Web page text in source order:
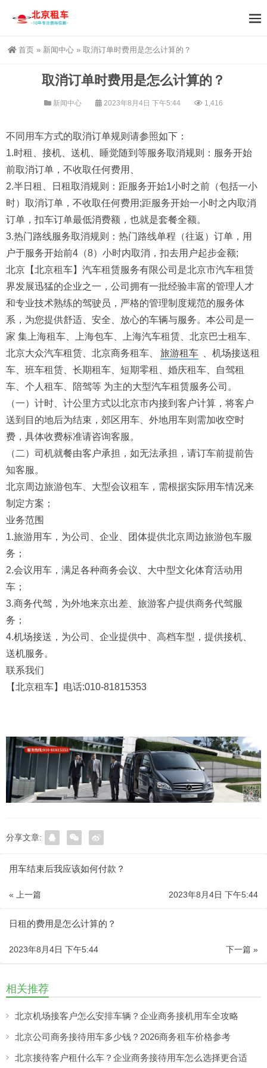
首页 » 新闻中心 » 取消订单时费用是怎么计算的？
取消订单时费用是怎么计算的？
新闻中心 2023年8月4日 下午5:44 1,416
不同用车方式的取消订单规则请参照如下：
1.时租、接机、送机、睡觉随到等服务取消规则：服务开始
前取消订单，不收取任何费用、
2.半日租、日租取消规则：距服务开始1小时之前（包括一小
时）取消订单，不收取任何费用;距服务开始一小时之内取消
订单，扣车订单最低消费额，也就是套餐全额。
3.热门路线服务取消规则：热门路线单程（往返）订单，用
户于服务开始前4（8）小时内取消，扣去用户起步金额;
北京【北京租车】汽车租赁服务有限公司是北京市汽车租赁
界发展迅猛的企业之一，公司拥有一批经验丰富的管理人才
和专业技术熟练的驾驶员，严格的管理制度规范的服务体
系，为您提供舒适、安全、放心的车辆与服务。本公司是一
家 集上海租车、上海包车、上海汽车租赁、北京巴士租车、
北京大众汽车租赁、北京商务租车、
旅游租车
、机场接送租
车、班车租赁、长期租车、短期零租、婚庆租车、自驾租
车、个人租车、陪驾等 为主的大型汽车租赁服务公司。
（一）计时、计公里方式以北京市内接到客户计算，将客户
送到目的地后为结束，郊区用车、外地用车则需加收空时
费，具体收费标准请咨询客服。
（二）司机就餐由客户承担，如无法承担，请订车前提前告
知客服。
北京周边旅游包车、大型会议租车，需根据实际用车情况来
制定方案；
业务范围
1.旅游用车，为公司、企业、团体提供北京周边旅游包车服
务；
2.会议用车，满足各种商务会议、大中型文化体育活动用
车；
3.商务代驾，为外地来京出差、旅游客户提供商务代驾服
务；
4.机场接送，为公司、企业提供中、高档车型，提供接机、
送机服务。
联系我们
【北京租车】电话:010-81815353
分享文章:
用车结束后我应该如何付款？
« 上一篇 2023年8月4日 下午5:44
日租的费用是怎么计算的？
下一篇 »
2023年8月4日 下午5:44
相关推荐
北京机场接客户怎么安排车辆？企业商务接机用车全攻略
北京公司商务接待用车多少钱？2026商务租车价格参考
北京接待客户租什么车？企业商务接待用车怎么选择更合适